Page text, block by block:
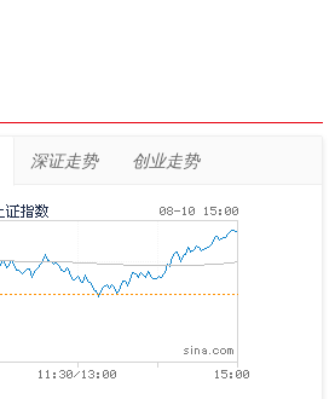
深证走势 创业走势